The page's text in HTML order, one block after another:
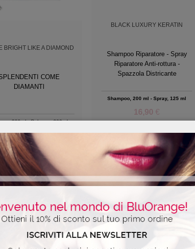
BRIGHT LIKE A DIAMOND
COME
DIAMANTI
200ml - Balsamo 200ml -
Pochette
45,90€ 39,05
BLACK LUXURY KERATIN
Shampoo Riparatore - Spray
Riparatore Anti-rottura -
Spazzola Districante
Shampoo, 200 ml - Spray, 125 ml
16,90 €
Add to Wishlist